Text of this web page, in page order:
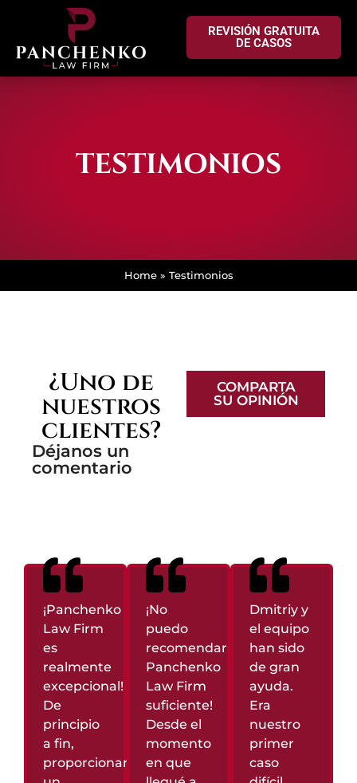
REVISIÓN GRATUITA
DE CASOS
TESTIMONIOS
Home» Testimonios
¿Uno de
nuestros
clientes?
Déjanos un
comentario
COMPARTA
SU OPINIÓN
¡Panchenko
Law Firm
es
realmente
excepcional!
De
principio
a fin,
proporcionaron
¡No
puedo
recomendar
Panchenko
Law Firm
suficiente!
Desde el
momento
en que
Dmitriy y
el equipo
han sido
de gran
ayuda.
Era
nuestro
primer
caso